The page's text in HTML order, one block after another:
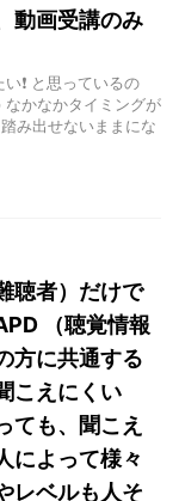
動画受講のみ
❗ と思っているの
かなかタイミングが
み出せないままにな
聴者）だけで
（聴覚情報
方に共通する
こえにくい
ても、聞こえ
によって様々
レベルも人そ